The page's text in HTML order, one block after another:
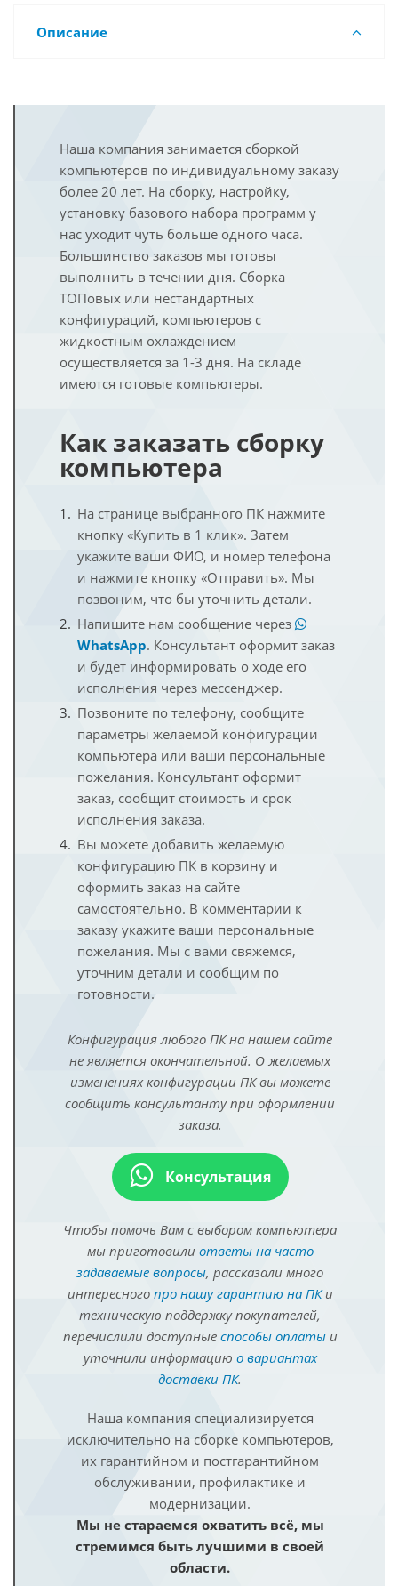
Описание
Наша компания занимается сборкой
компьютеров по индивидуальному заказу
более 20 лет. На сборку, настройку,
установку базового набора программ у
нас уходит чуть больше одного часа.
Большинство заказов мы готовы
выполнить в течении дня. Сборка
ТОПовых или нестандартных
конфигураций, компьютеров с
жидкостным охлаждением
осуществляется за 1-3 дня. На складе
имеются готовые компьютеры.
Как заказать сборку
компьютера
На странице выбранного ПК нажмите
кнопку «Купить в 1 клик». Затем
укажите ваши ФИО, и номер телефона
и нажмите кнопку «Отправить». Мы
позвоним, что бы уточнить детали.
Напишите нам сообщение через
WhatsApp. Консультант оформит заказ
и будет информировать о ходе его
исполнения через мессенджер.
Позвоните по телефону, сообщите
параметры желаемой конфигурации
компьютера или ваши персональные
пожелания. Консультант оформит
заказ, сообщит стоимость и срок
исполнения заказа.
Вы можете добавить желаемую
конфигурацию ПК в корзину и
оформить заказ на сайте
самостоятельно. В комментарии к
заказу укажите ваши персональные
пожелания. Мы с вами свяжемся,
уточним детали и сообщим по
готовности.
Конфигурация любого ПК на нашем сайте
не является окончательной. О желаемых
изменениях конфигурации ПК вы можете
сообщить консультанту при оформлении
заказа.
Консультация
Чтобы помочь Вам с выбором компьютера
мы приготовили ответы на часто
задаваемые вопросы, рассказали много
интересного про нашу гарантию на ПКи
техническую поддержку покупателей,
перечислили доступные способы оплатыи
уточнили информацию о вариантах
доставки ПК.
Наша компания специализируется
исключительно на сборке компьютеров,
их гарантийном и постгарантийном
обслуживании, профилактике и
модернизации.
Мы не стараемся охватить всё, мы
стремимся быть лучшими в своей
области.